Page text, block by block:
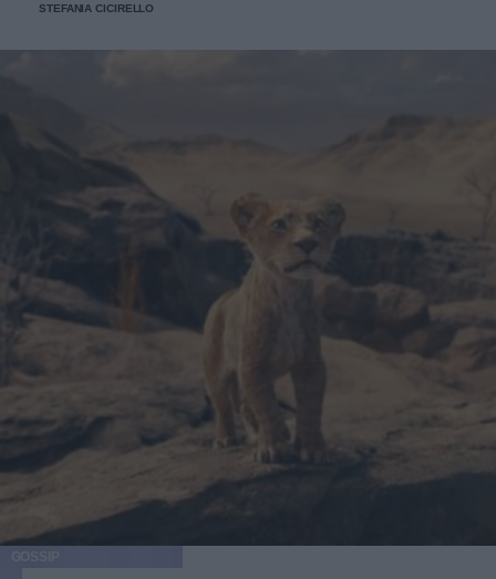
STEFANIA CICIRELLO